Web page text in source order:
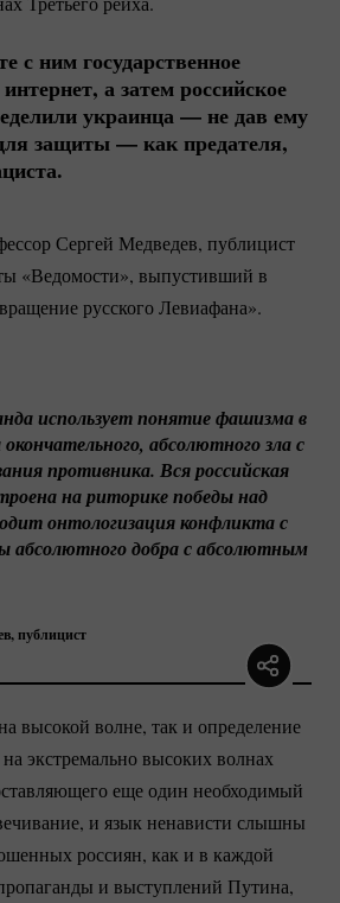
с ним государственное
а затем российское
украинца — не дав ему
защиты — как предателя,
Сергей Медведев, публицист
«Ведомости», выпустивший в
русского Левиафана».
публицист
использует понятие фашизма в
абсолютного зла с
противника. Вся российская
на риторике победы над
онтологизация конфликта с
абсолютного добра с абсолютным
высокой волне, так и определение
экстремально высоких волнах
еще один необходимый
и язык ненависти слышны
россиян, как и в каждой
и выступлений Путина,